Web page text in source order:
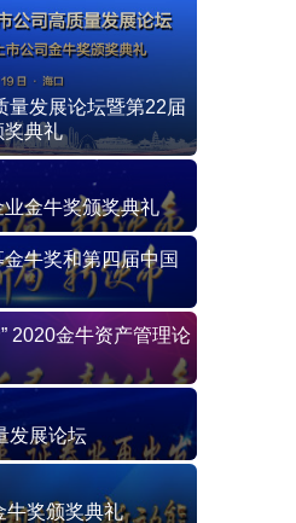
量发展论坛暨第22届
奖典礼
金牛奖颁奖典礼
牛奖和第四届中国
2020金牛资产管理论
发展论坛
牛奖颁奖典礼